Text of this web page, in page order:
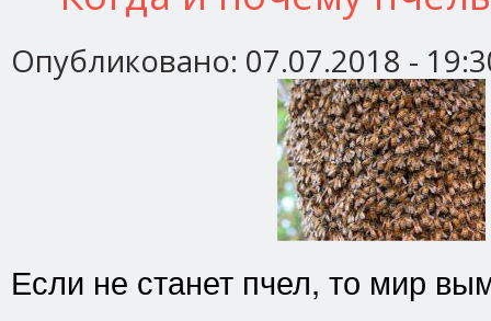
Опубликовано: 07.07.2018 -
Если не станет пчел, то мир